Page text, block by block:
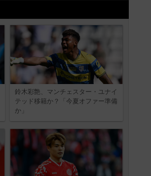
鈴木彩艶、マンチェスター・ユナイ
テッド移籍か？「今夏オファー準備
か」